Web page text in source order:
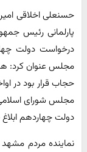
حسنعلی اخلاقی
پارلمانی رئیس
درخواست دولت
مجلس عنوان کرد:
حجاب قرار بود در
مجلس شورای اسلامی
دولت چهاردهم
نماینده مردم